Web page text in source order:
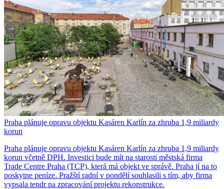
Praha plánuje opravu objektu Kasáren Karlín za zhruba 1,9 miliardy
korun
Praha plánuje opravu objektu Kasáren Karlín za zhruba 1,9 miliardy
korun včetně DPH. Investici bude mít na starosti městská firma
Trade Centre Praha (TCP), která má objekt ve správě. Praha jí na to
poskytne peníze. Pražští radní v pondělí souhlasili s tím, aby firma
vypsala tendr na zpracování projektu rekonstrukce.